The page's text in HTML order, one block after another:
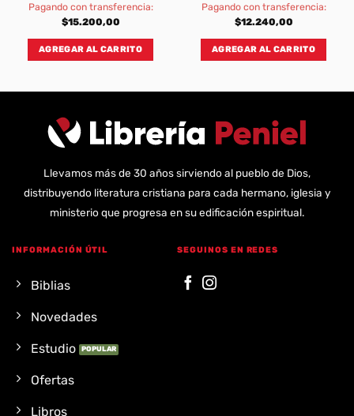
Pagando con transferencia:
$15.200,00
AGREGAR AL CARRITO
Pagando con transferencia:
$12.240,00
AGREGAR AL CARRITO
Llevamos más de 30 años sirviendo al pueblo de Dios,
distribuyendo literatura cristiana para cada hermano, iglesia y
ministerio que progresa en su edificación espiritual.
INFORMACIÓN ÚTIL
Biblias
Novedades
Estudio
Ofertas
Libros
SEGUINOS EN REDES